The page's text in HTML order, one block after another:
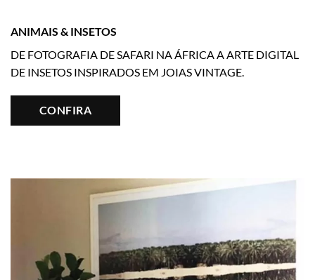
ANIMAIS & INSETOS
DE FOTOGRAFIA DE SAFARI NA ÁFRICA A ARTE DIGITAL
DE INSETOS INSPIRADOS EM JOIAS VINTAGE.
CONFIRA